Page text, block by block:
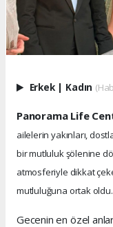
Erkek | Kadın
Panorama Life
ailelerin yakınları,
bir mutluluk şölenine
atmosferiyle dikkat
mutluluğuna ortak oldu.
Gecenin en özel